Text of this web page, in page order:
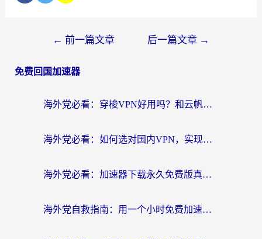
← 前一篇文章 后一篇文章 →
免费回国加速器
海外党必看：穿梭VPN好用吗？和云帆VPN对比哪个回国效果更好？附真实测评+避坑指南
海外党必看：如何选对国内VPN，实现无缝访问国内资源？
海外党必看：加速器下载永久免费版真的存在吗？教你无缝访问国内资源的正确姿势
海外党自救指南：用一个小时免费加速器，轻松打破国内资源访问壁垒？